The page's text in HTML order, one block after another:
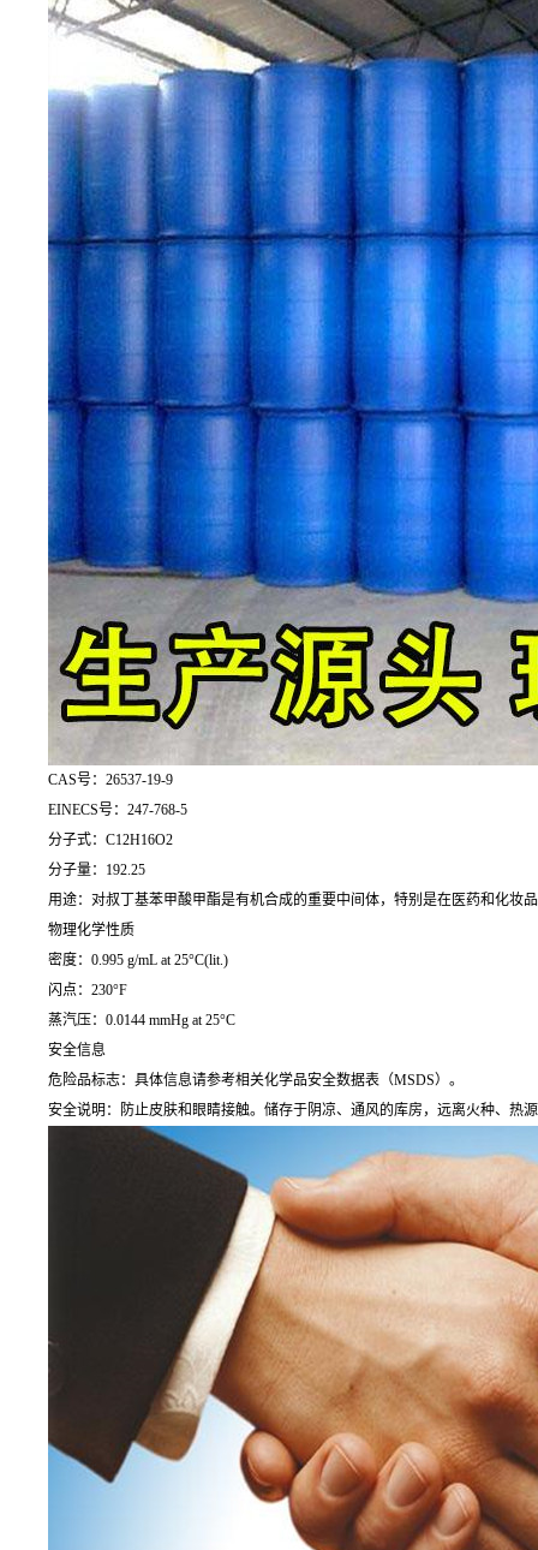
CAS号：26537-19-9
EINECS号：247-768-5
分子式：C12H16O2
分子量：192.25
用途：对叔丁基苯甲酸甲酯是有机合成的重要中间体，特别是在医药和化妆
物理化学性质
密度：0.995 g/mL at 25°C(lit.)
闪点：230°F
蒸汽压：0.0144 mmHg at 25°C
安全信息
危险品标志：具体信息请参考相关化学品安全数据表（MSDS）。
安全说明：防止皮肤和眼睛接触。储存于阴凉、通风的库房，远离火种、热